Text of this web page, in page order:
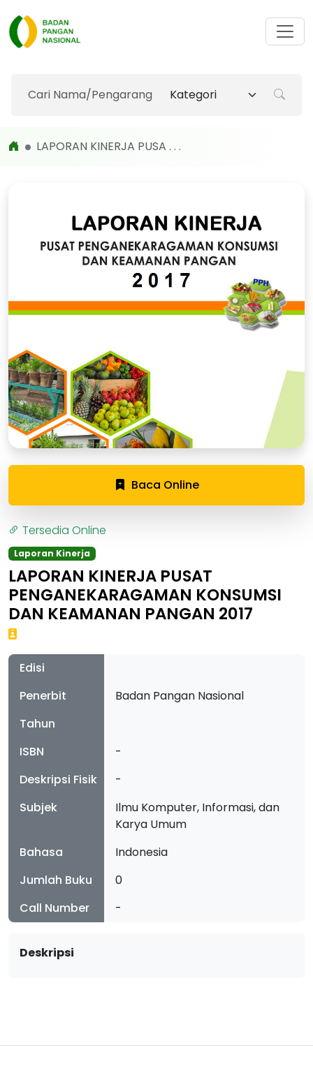
LAPORAN KINERJA PUSA . . .
Baca Online
Tersedia Online
Laporan Kinerja
LAPORAN KINERJA PUSAT
PENGANEKARAGAMAN KONSUMSI
DAN KEAMANAN PANGAN 2017
Edisi
Penerbit
Badan Pangan Nasional
Tahun
ISBN
-
Deskripsi Fisik
-
Subjek
Ilmu Komputer, Informasi, dan
Karya Umum
Bahasa
Indonesia
Jumlah Buku
0
Call Number
-
Deskripsi